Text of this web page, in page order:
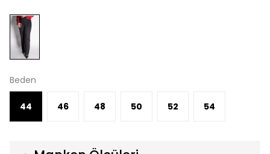
Beden
44 46 48 50 52 54